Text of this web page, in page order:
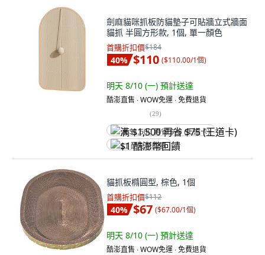
劍麻貓咪抓板防貓墊子可貼牆立式牆面
貓抓 半圓方形款, 1個, 單一顏色
首購折扣價$184
40% $110 ($110.00/1個)
明天 8/10 (一) 預計送達
酷澎直售 ∙ WOW免運 ∙ 免費退貨
(29)
满 $1,500 再省 $75 (王道卡)
$1 酷澎幣回饋
貓抓板橢圓型, 棕色, 1個
首購折扣價$112
40% $67 ($67.00/1個)
明天 8/10 (一) 預計送達
酷澎直售 ∙ WOW免運 ∙ 免費退貨